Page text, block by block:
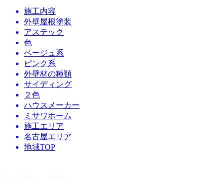
施工内容
外壁屋根塗装
アステック
色
ベージュ系
ピンク系
外壁材の種類
サイディング
２色
ハウスメーカー
ミサワホーム
施工エリア
名古屋エリア
地域TOP